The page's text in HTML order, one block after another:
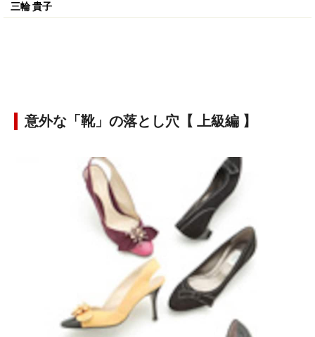
三輪 貴子
意外な「靴」の落とし穴【 上級編 】